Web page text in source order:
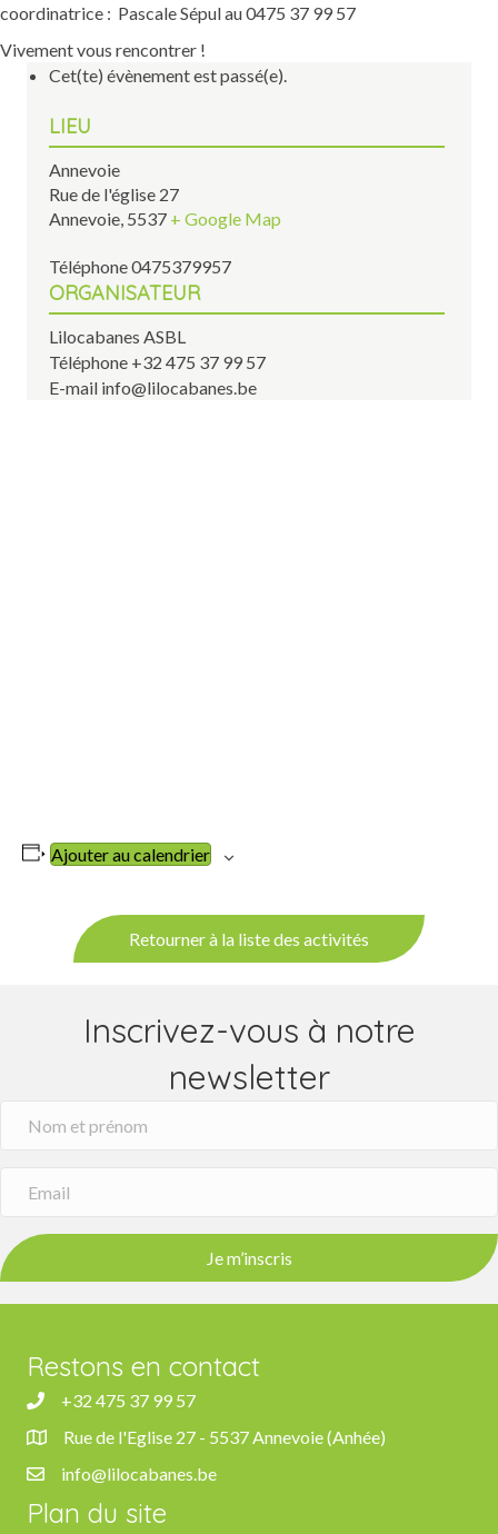
coordinatrice : Pascale Sépul au 0475 37 99 57
Vivement vous rencontrer !
Cet(te) évènement est passé(e).
LIEU
Annevoie
Rue de l'église 27
Annevoie, 5537 + Google Map
Téléphone0475379957
ORGANISATEUR
Lilocabanes ASBL
Téléphone +32 475 37 99 57
E-mail info@lilocabanes.be
Ajouter au calendrier
Retourner à la liste des activités
Inscrivez-vous à notre
newsletter
Je m’inscris
Restons en contact
+32 475 37 99 57
+32 475 37 99 57
Rue de l'Eglise 27, 5537 Anhée
Rue de l'Eglise 27 - 5537 Annevoie (Anhée)
info@lilocabanes.be
info@lilocabanes.be
Plan du site